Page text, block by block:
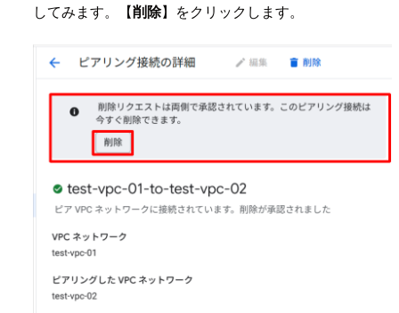
してみます。【削除】をクリックします。